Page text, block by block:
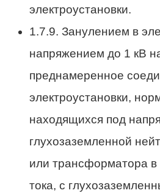
электроустановки.
1.7.9. Занулением в
напряжением до 1 кВ
преднамеренное
электроустановки,
находящихся под
глухозаземленной
или трансформатора в
тока, с